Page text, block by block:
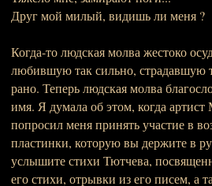
Друг мой милый, видишь ли меня ?
Когда-то людская молва жестоко
любившую так сильно, страдавшую
рано. Теперь людская молва
имя. Я думала об этом, когда
попросил меня принять участие в
пластинки, которую вы держите в
услышите стихи Тютчева,
его стихи, отрывки из его писем, а